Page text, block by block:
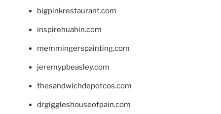
bigpinkrestaurant.com
inspirehuahin.com
memmingerspainting.com
jeremypbeasley.com
thesandwichdepotcos.com
drgiggleshouseofpain.com